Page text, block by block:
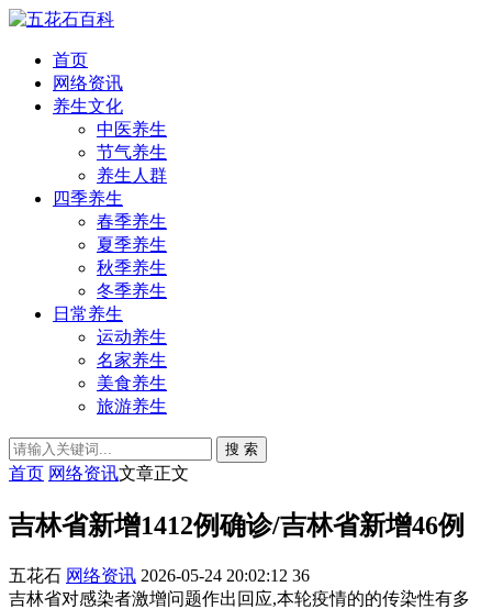
首页
网络资讯
养生文化
中医养生
节气养生
养生人群
四季养生
春季养生
夏季养生
秋季养生
冬季养生
日常养生
运动养生
名家养生
美食养生
旅游养生
搜 索
首页 网络资讯文章正文
吉林省新增1412例确诊/吉林省新增46例
五花石 网络资讯 2026-05-24 20:02:12 36
吉林省对感染者激增问题作出回应,本轮疫情的的传染性有多